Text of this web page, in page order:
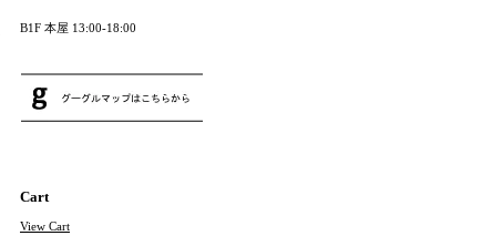
B1F 本屋 13:00-18:00
Cart
View Cart